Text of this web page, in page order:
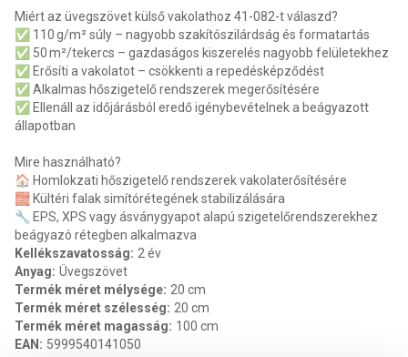
Miért az üvegszövet külső vakolathoz 41-082-t válaszd?
✅ 110 g/m² súly – nagyobb szakítószilárdság és formatartás
✅ 50 m²/tekercs – gazdaságos kiszerelés nagyobb felületekhez
✅ Erősíti a vakolatot – csökkenti a repedésképződést
✅ Alkalmas hőszigetelő rendszerek megerősítésére
✅ Ellenáll az időjárásból eredő igénybevételnek a beágyazott
állapotban
Mire használható?
🏠 Homlokzati hőszigetelő rendszerek vakolaterősítésére
🧱 Kültéri falak simítórétegének stabilizálására
🔧 EPS, XPS vagy ásványgyapot alapú szigetelőrendszerekhez
beágyazó rétegben alkalmazva
Kellékszavatosság: 2 év
Anyag: Üvegszövet
Termék méret mélysége: 20 cm
Termék méret szélesség: 20 cm
Termék méret magasság: 100 cm
EAN : 5999540141050